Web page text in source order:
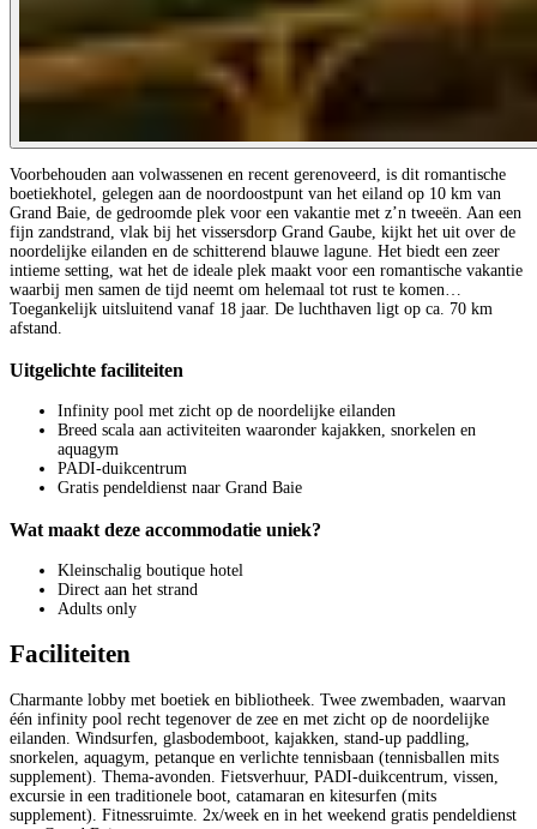
Voorbehouden aan volwassenen en recent gerenoveerd, is dit romantische
boetiekhotel, gelegen aan de noordoostpunt van het eiland op 10 km van
Grand Baie, de gedroomde plek voor een vakantie met z’n tweeën. Aan een
fijn zandstrand, vlak bij het vissersdorp Grand Gaube, kijkt het uit over de
noordelijke eilanden en de schitterend blauwe lagune. Het biedt een zeer
intieme setting, wat het de ideale plek maakt voor een romantische vakantie
waarbij men samen de tijd neemt om helemaal tot rust te komen…
Toegankelijk uitsluitend vanaf 18 jaar. De luchthaven ligt op ca. 70 km
afstand.
Uitgelichte faciliteiten
Infinity pool met zicht op de noordelijke eilanden
Breed scala aan activiteiten waaronder kajakken, snorkelen en
aquagym
PADI-duikcentrum
Gratis pendeldienst naar Grand Baie
Wat maakt deze accommodatie uniek?
Kleinschalig boutique hotel
Direct aan het strand
Adults only
Faciliteiten
Charmante lobby met boetiek en bibliotheek. Twee zwembaden, waarvan
één infinity pool recht tegenover de zee en met zicht op de noordelijke
eilanden. Windsurfen, glasbodemboot, kajakken, stand-up paddling,
snorkelen, aquagym, petanque en verlichte tennisbaan (tennisballen mits
supplement). Thema-avonden. Fietsverhuur, PADI-duikcentrum, vissen,
excursie in een traditionele boot, catamaran en kitesurfen (mits
supplement). Fitnessruimte. 2x/week en in het weekend gratis pendeldienst